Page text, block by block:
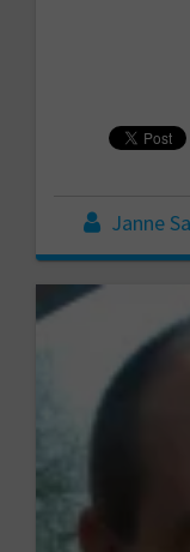
Janne